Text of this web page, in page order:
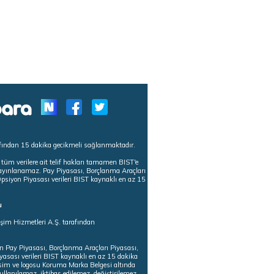
15 dakika gecikmeli sağlanmaktadır.
tüm verilere ait telif hakları tamamen BIST'e
Pay Piyasası, Borçlanma Araçları
Piyasası verileri BIST kaynaklı en az 15
Hizmetleri A.Ş. tarafından
Pay Piyasası, Borçlanma Araçları Piyasası,
verileri BIST kaynaklı en az 15 dakika
ve logosu Koruma Marka Belgesi altında